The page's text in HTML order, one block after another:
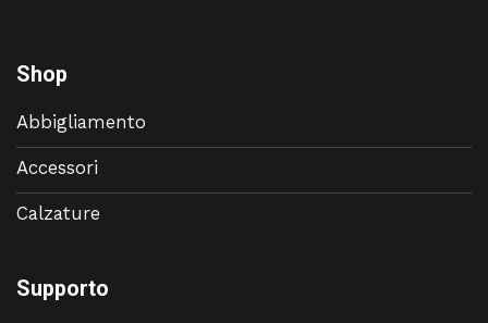
Shop
Abbigliamento
Accessori
Calzature
Supporto